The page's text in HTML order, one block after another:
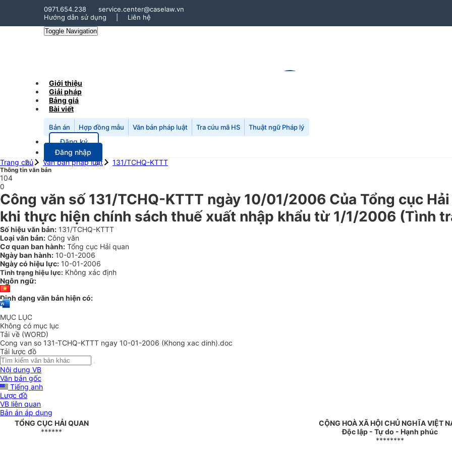
0971.654.238
service.center@caselaw.vn
Hướng dẫn sử dụng
Liên hệ
Toggle Navigation
Giới thiệu
Giải pháp
Bảng giá
Bài viết
Bản án Hợp đồng mẫu Văn bản pháp luật Tra cứu mã HS Thuật ngữ Pháp lý
Đăng ký
Đăng nhập
Trang chủ
Văn bản pháp luật 131/TCHQ-KTTT
Thông tin văn bản
104
0
Công văn số 131/TCHQ-KTTT ngày 10/01/2006 Của Tổng cục
khi thực hiện chính sách thuế xuất nhập khẩu từ 1/1/2006 (Tình
Số hiệu văn bản: 131/TCHQ-KTTT
Loại văn bản: Công văn
Cơ quan ban hành: Tổng cục Hải quan
Ngày ban hành: 10-01-2006
Ngày có hiệu lực: 10-01-2006
Tình trạng hiệu lực: Không xác định
Ngôn ngữ:
Định dạng văn bản hiện có:
MỤC LỤC
Không có mục lục
Tải về (WORD)
Cong van so 131-TCHQ-KTTT ngay 10-01-2006 (Khong xac dinh).doc
Tải lược đồ
Nội dung VB
Văn bản gốc
Tiếng anh
Lược đồ
VB liên quan
Bản án áp dụng
TỔNG CỤC HẢI QUAN
******
CỘNG HOÀ XÃ HỘI CHỦ NGHĨA VIỆT
Độc lập - Tự do - Hạnh phúc
********